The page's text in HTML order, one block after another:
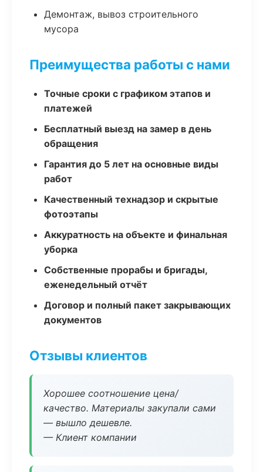
Демонтаж, вывоз строительного
мусора
Преимущества работы с нами
Точные сроки с графиком этапов и
платежей
Бесплатный выезд на замер в день
обращения
Гарантия до 5 лет на основные виды
работ
Качественный технадзор и скрытые
фотоэтапы
Аккуратность на объекте и финальная
уборка
Собственные прорабы и бригады,
еженедельный отчёт
Договор и полный пакет закрывающих
документов
Отзывы клиентов
Хорошее соотношение цена/
качество. Материалы закупали сами
— вышло дешевле.
— Клиент компании